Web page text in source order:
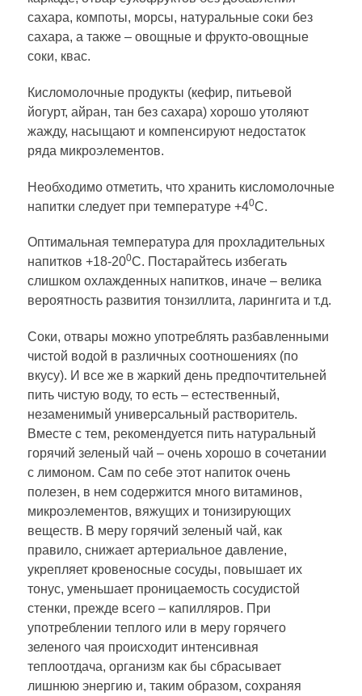
сахара, компоты, морсы, натуральные соки без
сахара, а также – овощные и фрукто-овощные
соки, квас.
Кисломолочные продукты (кефир, питьевой
йогурт, айран, тан без сахара) хорошо утоляют
жажду, насыщают и компенсируют недостаток
ряда микроэлементов.
Необходимо отметить, что хранить кисломолочные
напитки следует при температуре +40С.
Оптимальная температура для прохладительных
напитков +18-200С. Постарайтесь избегать
слишком охлажденных напитков, иначе – велика
вероятность развития тонзиллита, ларингита и т.д.
Соки, отвары можно употреблять разбавленными
чистой водой в различных соотношениях (по
вкусу). И все же в жаркий день предпочтительней
пить чистую воду, то есть – естественный,
незаменимый универсальный растворитель.
Вместе с тем, рекомендуется пить натуральный
горячий зеленый чай – очень хорошо в сочетании
с лимоном. Сам по себе этот напиток очень
полезен, в нем содержится много витаминов,
микроэлементов, вяжущих и тонизирующих
веществ. В меру горячий зеленый чай, как
правило, снижает артериальное давление,
укрепляет кровеносные сосуды, повышает их
тонус, уменьшает проницаемость сосудистой
стенки, прежде всего – капилляров. При
употреблении теплого или в меру горячего
зеленого чая происходит интенсивная
теплоотдача, организм как бы сбрасывает
лишнюю энергию и, таким образом, сохраняя